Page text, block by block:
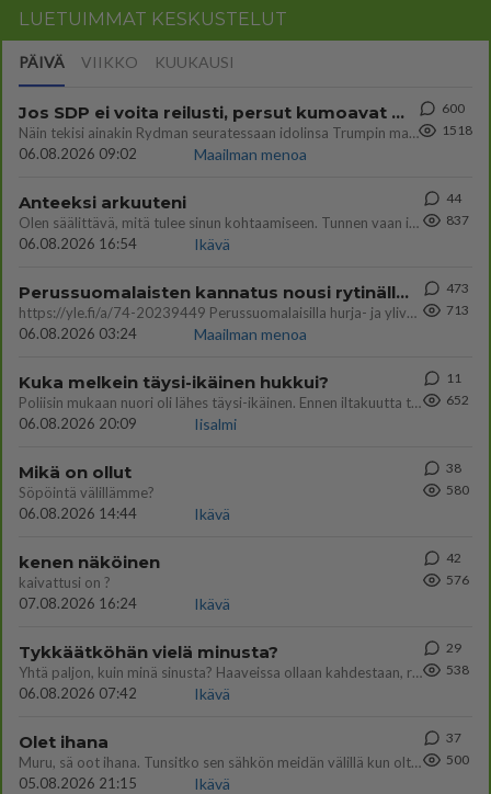
LUETUIMMAT KESKUSTELUT
PÄIVÄ VIIKKO KUUKAUSI
Jos SDP ei voita reilusti, persut kumoavat demokratian Suomesta
Näin tekisi ainakin Rydman seuratessaan idolinsa Trumpin mallia https://www.is.fi/politiikka/art-2000012187244.html
06.08.2026 09:02
Maailman menoa
600
1518
Anteeksi arkuuteni
Olen säälittävä, mitä tulee sinun kohtaamiseen. Tunnen vaan itseni todella epävarmaksi sun kanssa. Jos minun olisi pitän
06.08.2026 16:54
Ikävä
44
837
Perussuomalaisten kannatus nousi rytinällä Ylen tänään julkaisemassa tuoreimmassa gallup-kyselyssä.
https://yle.fi/a/74-20239449 Perussuomalaisilla hurja- ja ylivoimaisesti suurin nousu tässä uudessa Ylen gallupissa. Kyl
06.08.2026 03:24
Maailman menoa
473
713
Kuka melkein täysi-ikäinen hukkui?
Poliisin mukaan nuori oli lähes täysi-ikäinen. Ennen iltakuutta tulleen ilmoituksen mukaan ihminen oli joutunut mahdoll
06.08.2026 20:09
Iisalmi
11
652
Mikä on ollut
Söpöintä välillämme?
06.08.2026 14:44
Ikävä
38
580
kenen näköinen
kaivattusi on ?
07.08.2026 16:24
Ikävä
42
576
Tykkäätköhän vielä minusta?
Yhtä paljon, kuin minä sinusta? Haaveissa ollaan kahdestaan, rauhassa ja lähennytään fyysisesti ja tutustutaan syvemmin
06.08.2026 07:42
Ikävä
29
538
Olet ihana
Muru, sä oot ihana. Tunsitko sen sähkön meidän välillä kun oltiin ihan låhekkäin? 👩‍❤️‍👩❤️😼😘
05.08.2026 21:15
Ikävä
37
500